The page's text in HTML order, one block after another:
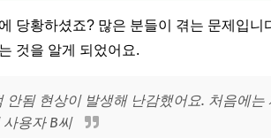
당황하셨죠? 많은 분들이 겪는 문제입
것을 알게 되었어요.
됨 현상이 발생해 난감했어요. 처음에
사용자 B씨